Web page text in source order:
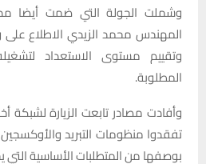
وشملت الجولة التي ضمت أيضا
المهندس محمد الزيدي الاطلاع
وتقييم مستوى الاستعداد
المطلوبة.
وأفادت مصادر تابعت الزيارة لشبكة
تفقدوا منظومات التبريد
بوصفها من المتطلبات الأساسية التي